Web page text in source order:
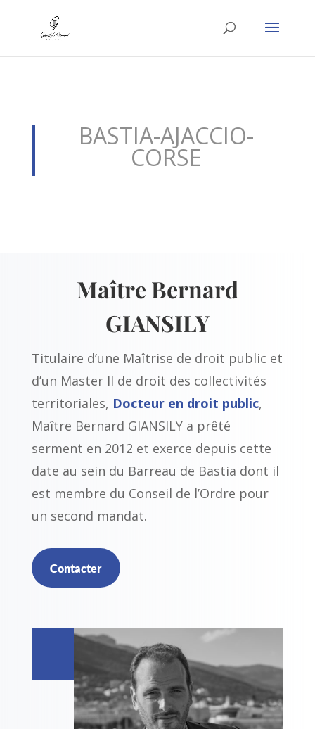
BASTIA-AJACCIO-
CORSE
Maître Bernard
GIANSILY
Titulaire d’une Maîtrise de droit public et
d’un Master II de droit des collectivités
territoriales, Docteur en droit public,
Maître Bernard GIANSILY a prêté
serment en 2012 et exerce depuis cette
date au sein du Barreau de Bastia dont il
est membre du Conseil de l’Ordre pour
un second mandat.
Contacter